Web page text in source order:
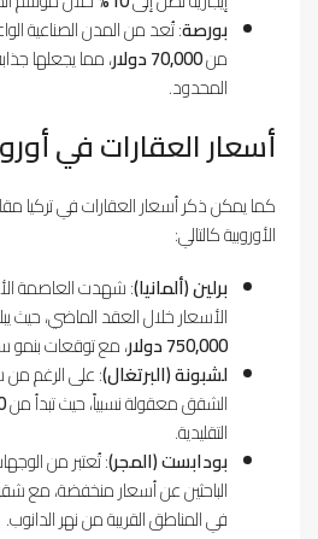
بورصة: تُعد من المدن الصناعية
من70,000 دولار
، مما يجعلها
المحدود.
أسعار العقارات في
الأوروبية كالتالي:
برلين (ألمانيا): شهدت العاصمة
الأسعار خلال العقد الماضي، حيث
750,000 دولار
، مع توقعات بنمو
لشبونة (البرتغال): على الرغم من
الشقق معقولة نسبياً، حيث تبدأ من
التقليدية.
بودابست (المجر): تُعتبر من
الباحثين عن أسعار منخفضة، مع
في المناطق القريبة من نهر الدانوب.